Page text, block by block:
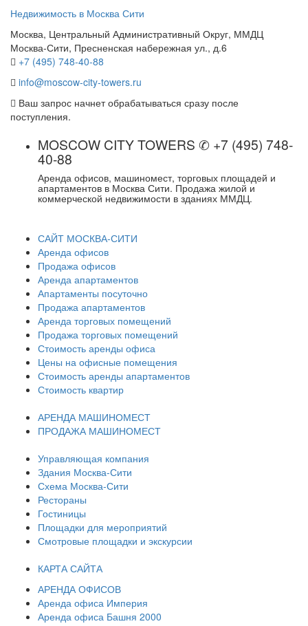
Недвижимость в Москва Сити
Москва, Центральный Административный Округ, ММДЦ
Москва-Сити, Пресненская набережная ул., д.6
+7 (495) 748-40-88
info@moscow-city-towers.ru
Ваш запрос начнет обрабатываться сразу после
поступления.
MOSCOW CITY TOWERS ✆ +7 (495) 748-
40-88
Аренда офисов, машиномест, торговых площадей и
апартаментов в Москва Сити. Продажа жилой и
коммерческой недвижимости в зданиях ММДЦ.
САЙТ МОСКВА-СИТИ
Аренда офисов
Продажа офисов
Аренда апартаментов
Апартаменты посуточно
Продажа апартаментов
Аренда торговых помещений
Продажа торговых помещений
Стоимость аренды офиса
Цены на офисные помещения
Стоимость аренды апартаментов
Стоимость квартир
АРЕНДА МАШИНОМЕСТ
ПРОДАЖА МАШИНОМЕСТ
Управляющая компания
Здания Москва-Сити
Схема Москва-Сити
Рестораны
Гостиницы
Площадки для мероприятий
Смотровые площадки и экскурсии
КАРТА САЙТА
АРЕНДА ОФИСОВ
Аренда офиса Империя
Аренда офиса Башня 2000